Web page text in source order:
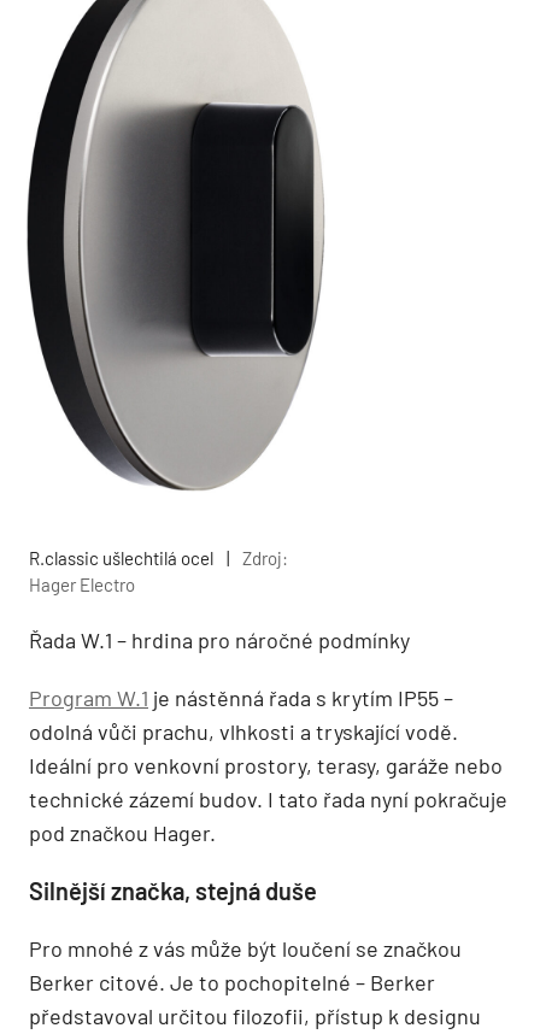
R.classic ušlechtilá ocel
Zdroj:
Hager Electro
Řada W.1 – hrdina pro náročné podmínky
Program W.1 je nástěnná řada s krytím IP55 –
odolná vůči prachu, vlhkosti a tryskající vodě.
Ideální pro venkovní prostory, terasy, garáže nebo
technické zázemí budov. I tato řada nyní pokračuje
pod značkou Hager.
Silnější značka, stejná duše
Pro mnohé z vás může být loučení se značkou
Berker citové. Je to pochopitelné – Berker
představoval určitou filozofii, přístup k designu